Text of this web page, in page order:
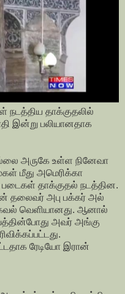
நடத்திய தாக்குதலில்
இன்று பலியானதாக
அருகே உள்ள நினேவா
மீது அமெரிக்கா
தாக்குதல் நடத்தின.
தலைவர் அபு பக்கர் அல்
வெளியானது. ஆனால்
அவர் அங்கு
ரேடியோ இரான்